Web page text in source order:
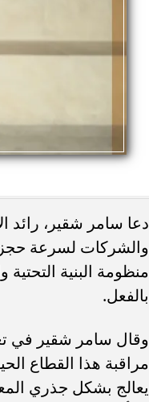
دعا سامر شقير، رائد
والشركات لسرعة حجز
منظومة البنية
بالفعل.
وقال سامر شقير في
مراقبة هذا القطاع
يعالج بشكل جذري